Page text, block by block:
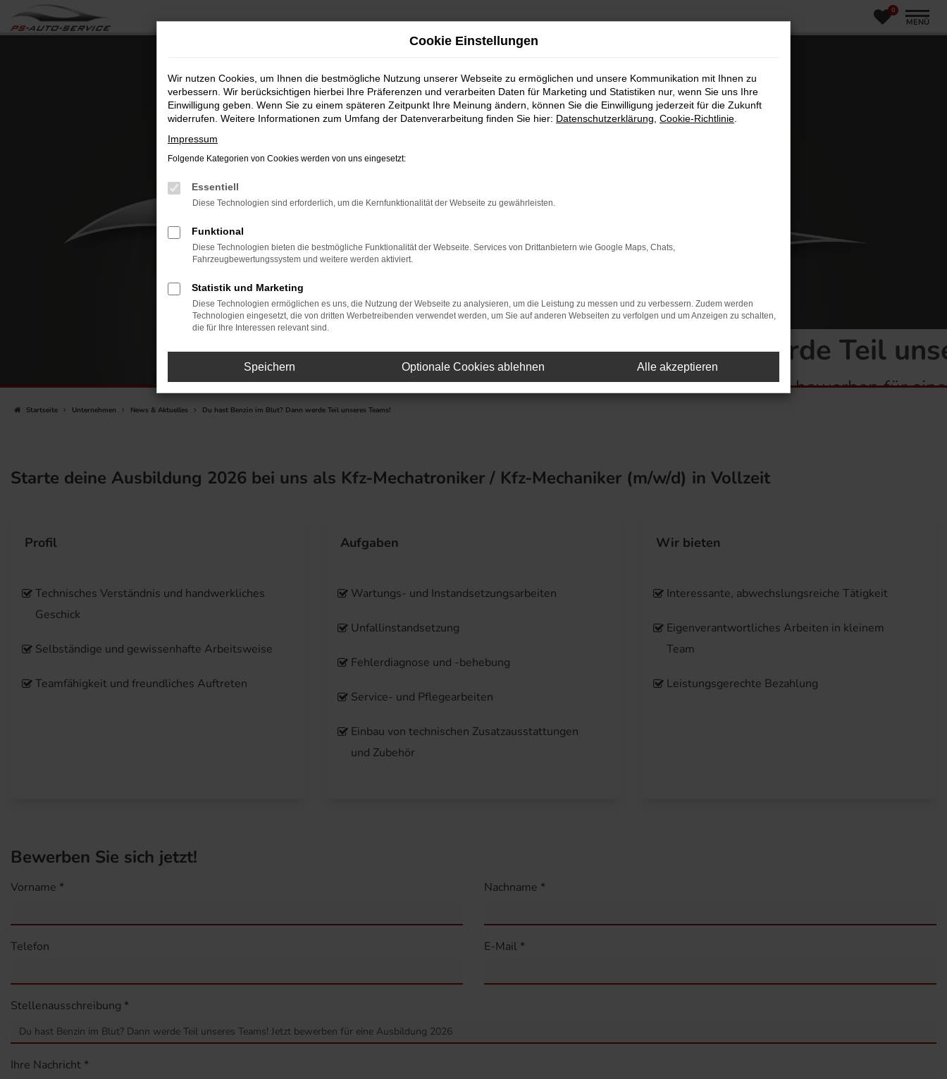
Zum
0
MENÜ
Du hast Benzin im Blut? Dann werde Teil
Jetzt bewerben für
Startseite Unternehmen News & Aktuelles Du hast Benzin im Blut? Dann werde Teil unseres Teams!
Starte deine Ausbildung 2026 bei uns als Kfz-Mechatroniker / Kfz-Mechaniker (m/w/d) in Vollzeit
Profil
Technisches Verständnis und handwerkliches
Geschick
Selbständige und gewissenhafte Arbeitsweise
Teamfähigkeit und freundliches Auftreten
Aufgaben
Wartungs- und Instandsetzungsarbeiten
Unfallinstandsetzung
Fehlerdiagnose und -behebung
Service- und Pflegearbeiten
Einbau von technischen Zusatzausstattungen
und Zubehör
Wir bieten
Interessante, abwechslungsreiche Tätigkeit
Eigenverantwortliches Arbeiten in kleinem
Team
Leistungsgerechte Bezahlung
Bewerben Sie sich jetzt!
Vorname * Nachname *
Telefon E-Mail *
Stellenausschreibung *
Ihre Nachricht *
Cookie Einstellungen
Wir nutzen Cookies, um Ihnen die bestmögliche Nutzung unserer Webseite zu ermöglichen und unsere Kommunikation mit Ihnen zu
verbessern. Wir berücksichtigen hierbei Ihre Präferenzen und verarbeiten Daten für Marketing und Statistiken nur, wenn Sie uns Ihre
Einwilligung geben. Wenn Sie zu einem späteren Zeitpunkt Ihre Meinung ändern, können Sie die Einwilligung jederzeit für die Zukunft
widerrufen. Weitere Informationen zum Umfang der Datenverarbeitung finden Sie hier: Datenschutzerklärung Cookie-Richtlinie
Impressum
Folgende Kategorien von Cookies werden von uns eingesetzt:
Essentiell
Diese Technologien sind erforderlich, um die Kernfunktionalität der Webseite zu gewährleisten.
Funktional
Diese Technologien bieten die bestmögliche Funktionalität der Webseite. Services von Drittanbietern wie Google Maps, Chats,
Fahrzeugbewertungssystem und weitere werden aktiviert.
Statistik und Marketing
Diese Technologien ermöglichen es uns, die Nutzung der Webseite zu analysieren, um die Leistung zu messen und zu verbessern. Zudem werden
Technologien eingesetzt, die von dritten Werbetreibenden verwendet werden, um Sie auf anderen Webseiten zu verfolgen und um Anzeigen zu schalten,
die für Ihre Interessen relevant sind.
Speichern Optionale Cookies ablehnen Alle akzeptieren